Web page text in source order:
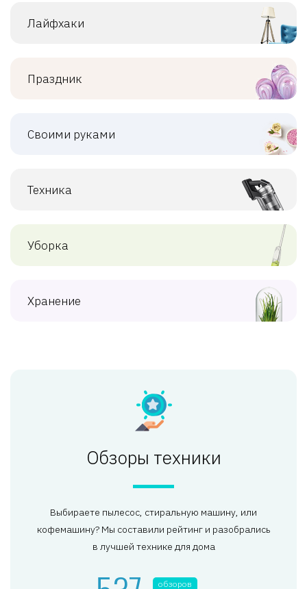
Лайфхаки
Праздник
Своими руками
Техника
Уборка
Хранение
Обзоры техники
Выбираете пылесос, стиральную машину, или
кофемашину? Мы составили рейтинг и разобрались
в лучшей технике для дома
обзоров